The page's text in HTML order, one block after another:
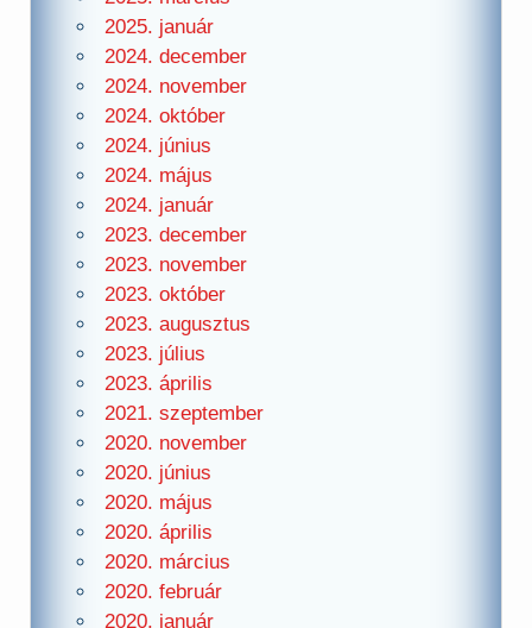
2025. január
2024. december
2024. november
2024. október
2024. június
2024. május
2024. január
2023. december
2023. november
2023. október
2023. augusztus
2023. július
2023. április
2021. szeptember
2020. november
2020. június
2020. május
2020. április
2020. március
2020. február
2020. január